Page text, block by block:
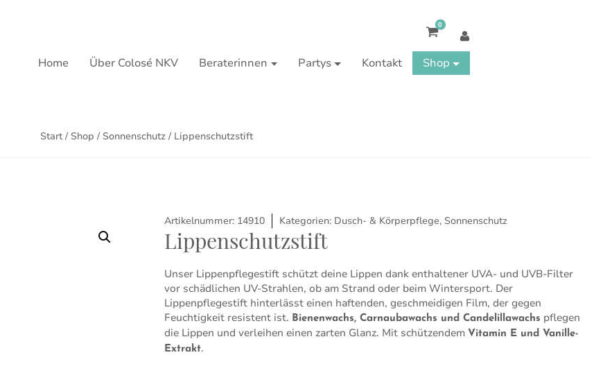
0
Home Über Colosé NKV Beraterinnen Partys Kontakt Shop
Start/ Shop / Sonnenschutz/ Lippenschutzstift
Artikelnummer: 14910 Kategorien: Dusch- & Körperpflege, Sonnenschutz
Lippenschutzstift
Unser Lippenpflegestift schützt deine Lippen dank enthaltener UVA- und UVB-Filter
vor schädlichen UV-Strahlen, ob am Strand oder beim Wintersport. Der
Lippenpflegestift hinterlässt einen haftenden, geschmeidigen Film, der gegen
Feuchtigkeit resistent ist. Bienenwachs, Carnaubawachs und Candelillawachs pflegen
die Lippen und verleihen einen zarten Glanz. Mit schützendem Vitamin E und Vanille-
Extrakt.